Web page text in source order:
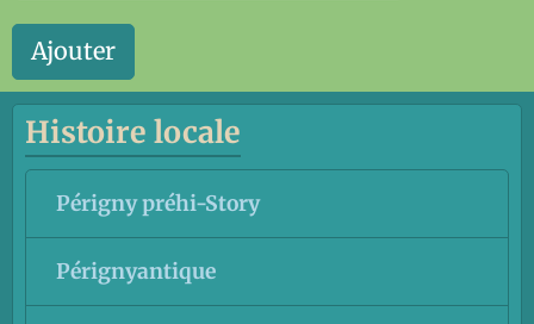
Ajouter
Histoire locale
Périgny préhi-Story
Pérignyantique